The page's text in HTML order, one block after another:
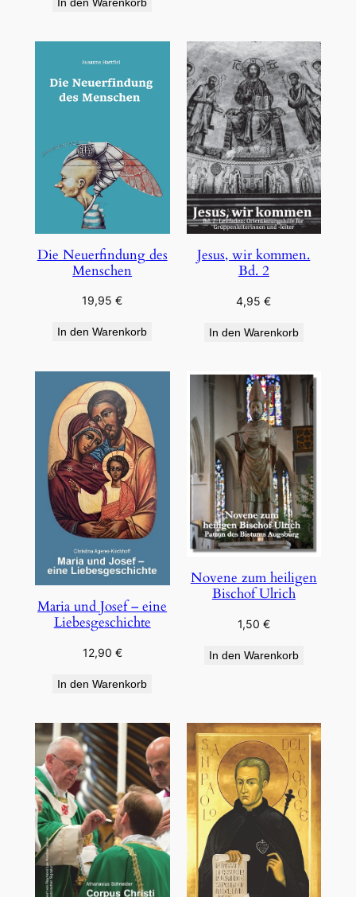
In den Warenkorb
Die Neuerfindung des
Menschen
19,95€
In den Warenkorb
Jesus, wir kommen.
Bd. 2
4,95€
In den Warenkorb
Maria und Josef – eine
Liebesgeschichte
12,90 €
In den Warenkorb
Novene zum heiligen
Bischof Ulrich
1,50 €
In den Warenkorb